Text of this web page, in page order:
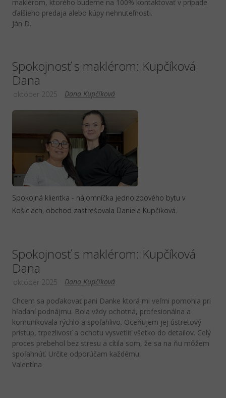
maklérom, ktorého budeme na 100% kontaktovať v prípade
ďalšieho predaja alebo kúpy nehnuteľnosti.
Ján D.
Spokojnosť s maklérom: Kupčíková
Dana
Dana Kupčíková
október 2025
Spokojná klientka - nájomníčka jednoizbového bytu v
Košiciach, obchod zastrešovala Daniela Kupčíková.
Spokojnosť s maklérom: Kupčíková
Dana
Dana Kupčíková
október 2025
Chcem sa poďakovať pani Danke ktorá mi veľmi pomohla pri
hľadaní podnájmu. Bola vždy ochotná, profesionálna a
komunikovala rýchlo a spoľahlivo. Oceňujem jej ústretový
prístup, trpezlivosť a ochotu vysvetliť všetko do detailov. Celý
proces prebehol bez stresu a cítila som, že sa na ňu môžem
spoľahnúť. Určite odporúčam každému.
Valentína